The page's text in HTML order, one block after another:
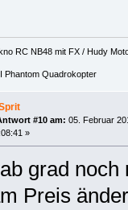
RC NB48 mit FX / Hudy
Phantom Quadrokopter
#10 am: 05. Februar
»
grad
Preis